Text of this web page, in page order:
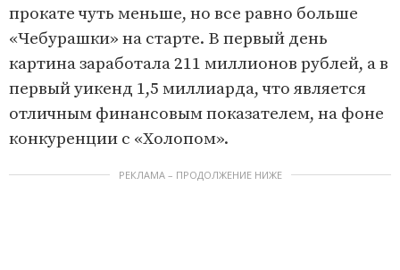
прокате чуть меньше, но все равно больше
«Чебурашки» на старте. В первый день
картина заработала 211 миллионов рублей, а в
первый уикенд 1,5 миллиарда, что является
отличным финансовым показателем, на фоне
конкуренции с «Холопом».
РЕКЛАМА – ПРОДОЛЖЕНИЕ НИЖЕ